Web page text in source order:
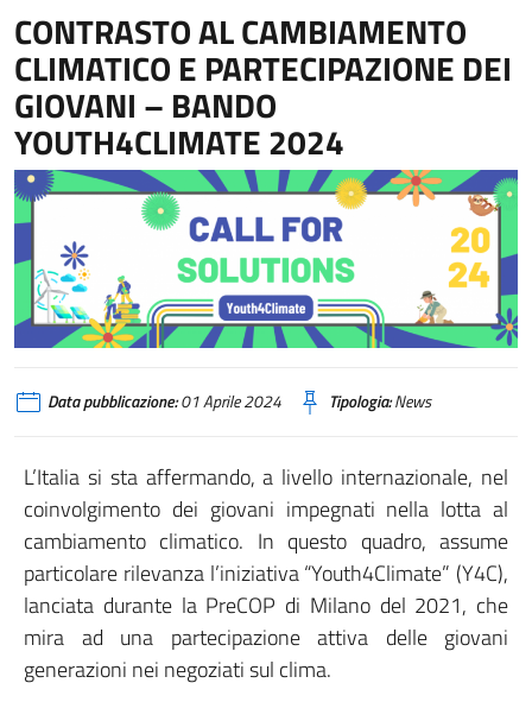
CONTRASTO AL CAMBIAMENTO
CLIMATICO E PARTECIPAZIONE DEI
GIOVANI – BANDO
YOUTH4CLIMATE 2024
Data pubblicazione:01 Aprile 2024 Tipologia:News
L’Italia si sta affermando, a livello internazionale, nel
coinvolgimento dei giovani impegnati nella lotta al
cambiamento climatico. In questo quadro, assume
particolare rilevanza l’iniziativa “Youth4Climate” (Y4C),
lanciata durante la PreCOP di Milano del 2021, che
mira ad una partecipazione attiva delle giovani
generazioni nei negoziati sul clima.